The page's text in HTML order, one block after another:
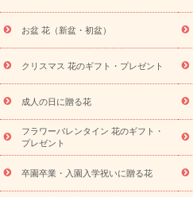
降に贈る花
通夜・葬儀に贈る花
お供え プリザーブドフラワー
ペ
盆・初盆）
その他 お祝い返し
ビジネス用
ご自宅用 観葉植物
ドフラワー
スタイルから探す
ンド花
お祝い お供え・お悔やみ
ディ胡蝶蘭・お祝い
ミディ胡蝶蘭
観葉植物
観葉植物 産直多肉
お祝い
お供え・お悔やみ 花と
プチギフト（hanamore -ハナモア-）
キューピットのeGfit
カラー ピ
お盆 花（新盆・初盆）
クリスマス 花のギフト・プレゼント
成人の日に贈る花
フラワーバレンタイン 花のギフト・
プレゼント
卒園卒業・入園入学祝いに贈る花